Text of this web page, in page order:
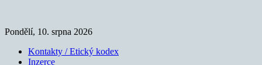
Pondělí, 10. srpna 2026
Kontakty / Etický kodex
Inzerce